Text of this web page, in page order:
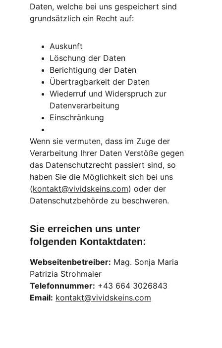
Daten, welche bei uns gespeichert sind
grundsätzlich ein Recht auf:
Auskunft
Löschung der Daten
Berichtigung der Daten
Übertragbarkeit der Daten
Wiederruf und Widerspruch zur
Datenverarbeitung
Einschränkung
Wenn sie vermuten, dass im Zuge der
Verarbeitung Ihrer Daten Verstöße gegen
das Datenschutzrecht passiert sind, so
haben Sie die Möglichkeit sich bei uns
(kontakt@vividskeins.com) oder der
Datenschutzbehörde zu beschweren.
Sie erreichen uns unter
folgenden Kontaktdaten:
Webseitenbetreiber: Mag. Sonja Maria
Patrizia Strohmaier
Telefonnummer: +43 664 3026843
Email: kontakt@vividskeins.com